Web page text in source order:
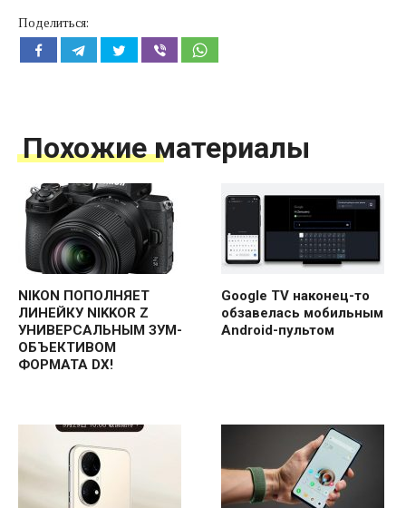
Поделиться:
Похожие материалы
NIKON ПОПОЛНЯЕТ
ЛИНЕЙКУ NIKKOR Z
УНИВЕРСАЛЬНЫМ ЗУМ-
ОБЪЕКТИВОМ
ФОРМАТА DX!
Google TV наконец-то
обзавелась мобильным
Android-пультом